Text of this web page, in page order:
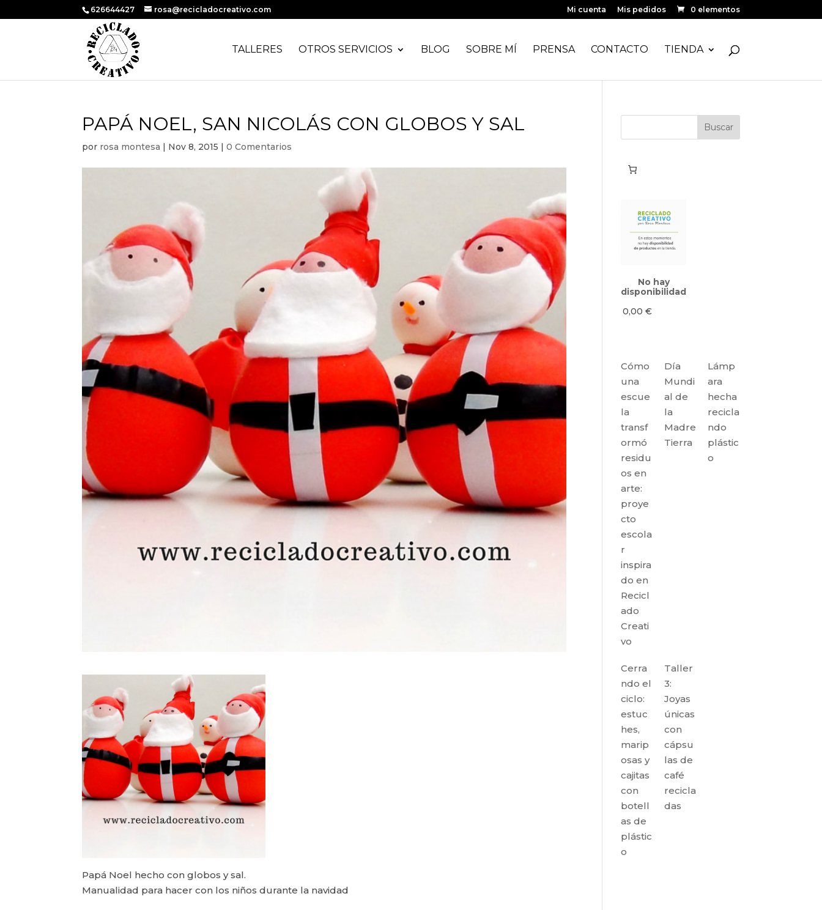
626644427 rosa@recicladocreativo.com Mi cuenta Mis pedidos 0 elementos
TALLERES OTROS SERVICIOS BLOG SOBRE MÍ PRENSA CONTACTO TIENDA
PAPÁ NOEL, SAN NICOLÁS CON GLOBOS Y SAL
por rosa montesa | Nov 8, 2015 |0 Comentarios
Papá Noel hecho con globos y sal.
Manualidad para hacer con los niños durante la navidad
No hay
disponibilidad
0,00€
Cómo
una
escue
la
transf
ormó
residu
os en
arte:
proye
cto
escola
r
inspira
do en
Recicl
ado
Creati
vo
Día
Mundi
al de
la
Madre
Tierra
Lámp
ara
hecha
recicla
ndo
plástic
o
Cerra
ndo el
ciclo:
estuc
hes,
marip
osas y
cajitas
con
botell
as de
plástic
o
Taller
3:
Joyas
únicas
con
cápsu
las de
café
recicla
das